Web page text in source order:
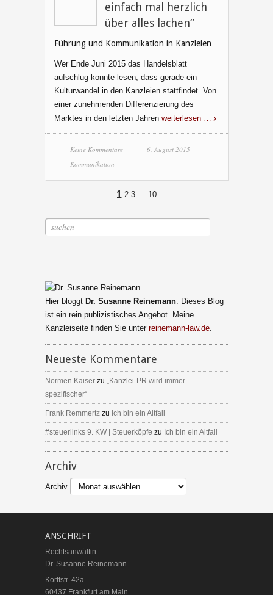
einfach mal herzlich
über alles lachen“
Führung und Kommunikation in Kanzleien
Wer Ende Juni 2015 das Handelsblatt
aufschlug konnte lesen, dass gerade ein
Kulturwandel in den Kanzleien stattfindet. Von
einer zunehmenden Differenzierung des
Marktes in den letzten Jahren weiterlesen …
Keine Kommentare
6. August 2015
Kommunikation
1 2 3 … 10
Hier bloggt Dr. Susanne Reinemann. Dieses Blog
ist ein rein publizistisches Angebot. Meine
Kanzleiseite finden Sie unter reinemann-law.de.
Neueste Kommentare
Normen Kaiser zu „Kanzlei-PR wird immer
spezifischer“
Frank Remmertz zu Ich bin ein Altfall
#steuerlinks 9. KW | Steuerköpfe zu Ich bin ein Altfall
Archiv
Archiv
ANSCHRIFT
Rechtsanwältin
Dr. Susanne Reinemann
Korffstr. 42a
60437 Frankfurt am Main